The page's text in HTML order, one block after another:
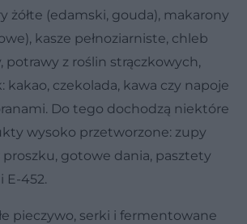
żółte (edamski, gouda), makarony
kasze pełnoziarniste, chleb
potrawy z roślin strączkowych,
kakao, czekolada, kawa czy napoje
Do tego dochodzą niektóre
wysoko przetworzone: zupy
proszku, gotowe dania, pasztety
E-452.
pieczywo, serki i fermentowane